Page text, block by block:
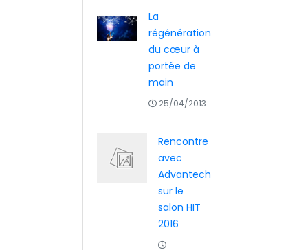
La
régénération
du cœur à
portée de
main
25/04/2013
Rencontre
avec
Advantech
sur le
salon HIT
2016